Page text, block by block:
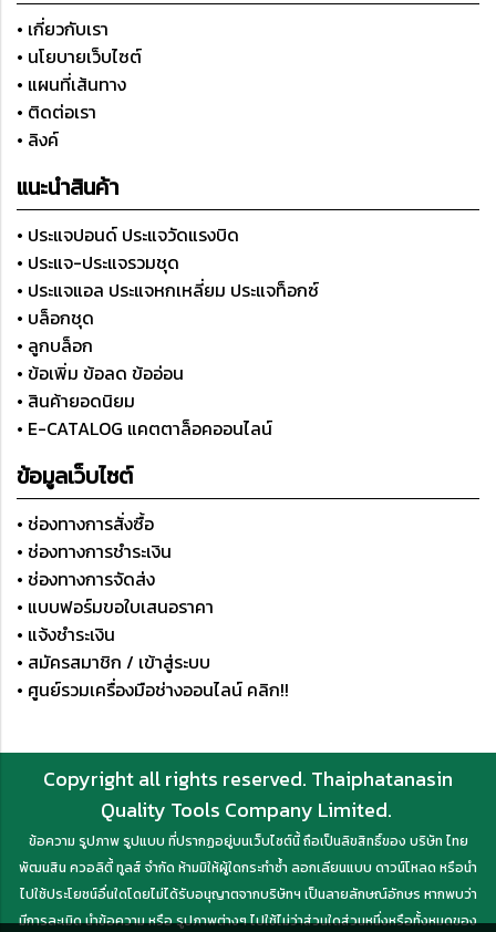
• เกี่ยวกับเรา
• นโยบายเว็บไซต์
• แผนที่เส้นทาง
• ติดต่อเรา
• ลิงค์
แนะนำสินค้า
• ประแจปอนด์ ประแจวัดแรงบิด
• ประแจ-ประแจรวมชุด
• ประแจแอล ประแจหกเหลี่ยม ประแจท็อกซ์
• บล็อกชุด
• ลูกบล็อก
• ข้อเพิ่ม ข้อลด ข้ออ่อน
• สินค้ายอดนิยม
• E-CATALOG แคตตาล็อคออนไลน์
ข้อมูลเว็บไซต์
• ช่องทางการสั่งซื้อ
• ช่องทางการชำระเงิน
• ช่องทางการจัดส่ง
• แบบฟอร์มขอใบเสนอราคา
• แจ้งชำระเงิน
• สมัครสมาชิก / เข้าสู่ระบบ
• ศูนย์รวมเครื่องมือช่างออนไลน์ คลิก!!
Copyright all rights reserved. Thaiphatanasin
Quality Tools Company Limited.
ข้อความ รูปภาพ รูปแบบ ที่ปรากฏอยู่บนเว็บไซต์นี้ ถือเป็นลิขสิทธิ์ของ บริษัท ไทย
พัฒนสิน ควอลิตี้ ทูลส์ จำกัด ห้ามมิให้ผู้ใดกระทำซ้ำ ลอกเลียนแบบ ดาวน์โหลด หรือนำ
ไปใช้ประโยชน์อื่นใดโดยไม่ได้รับอนุญาตจากบริษัทฯ เป็นลายลักษณ์อักษร หากพบว่า
มีการละเมิด นำข้อความ หรือ รูปภาพต่างๆ ไปใช้ไม่ว่าส่วนใดส่วนหนึ่งหรือทั้งหมดของ